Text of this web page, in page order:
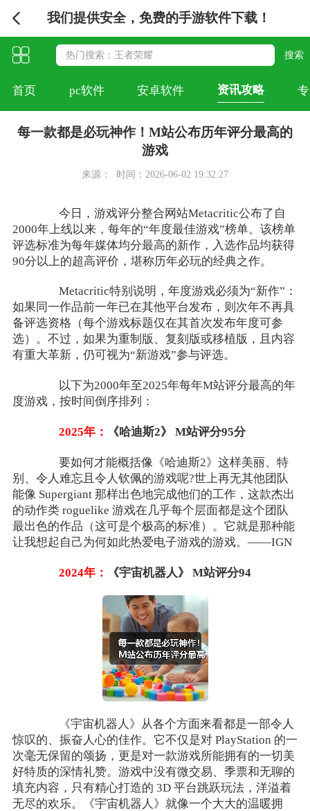
我们提供安全，免费的手游软件下载！
首页 pc软件 安卓软件 资讯攻略
每一款都是必玩神作！M站公布历年评分最高的
游戏
来源： 时间：2026-06-02 19:32:27
今日，游戏评分整合网站Metacritic公布了自
2000年上线以来，每年的“年度最佳游戏”榜单。该榜单
评选标准为每年媒体均分最高的新作，入选作品均获得
90分以上的超高评价，堪称历年必玩的经典之作。
Metacritic特别说明，年度游戏必须为“新作”：
如果同一作品前一年已在其他平台发布，则次年不再具
备评选资格（每个游戏标题仅在其首次发布年度可参
选）。不过，如果为重制版、复刻版或移植版，且内容
有重大革新，仍可视为“新游戏”参与评选。
以下为2000年至2025年每年M站评分最高的年
度游戏，按时间倒序排列：
2025年： 《哈迪斯2》 M站评分95分
要如何才能概括像《哈迪斯2》这样美丽、特
别、令人难忘且令人钦佩的游戏呢?世上再无其他团队
能像 Supergiant 那样出色地完成他们的工作，这款杰出
的动作类 roguelike 游戏在几乎每个层面都是这个团队
最出色的作品（这可是个极高的标准）。它就是那种能
让我想起自己为何如此热爱电子游戏的游戏。——IGN
2024年： 《宇宙机器人》 M站评分94
《宇宙机器人》从各个方面来看都是一部令人
惊叹的、振奋人心的佳作。它不仅是对 PlayStation 的一
次毫无保留的颂扬，更是对一款游戏所能拥有的一切美
好特质的深情礼赞。游戏中没有微交易、季票和无聊的
填充内容，只有精心打造的 3D 平台跳跃玩法，洋溢着
无尽的欢乐。《宇宙机器人》就像一个大大的温暖拥